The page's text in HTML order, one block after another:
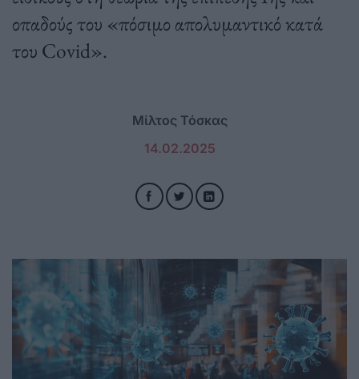
οπαδούς του «πόσιμο απολυμαντικό κατά
του Covid».
Μίλτος Τόσκας
14.02.2025